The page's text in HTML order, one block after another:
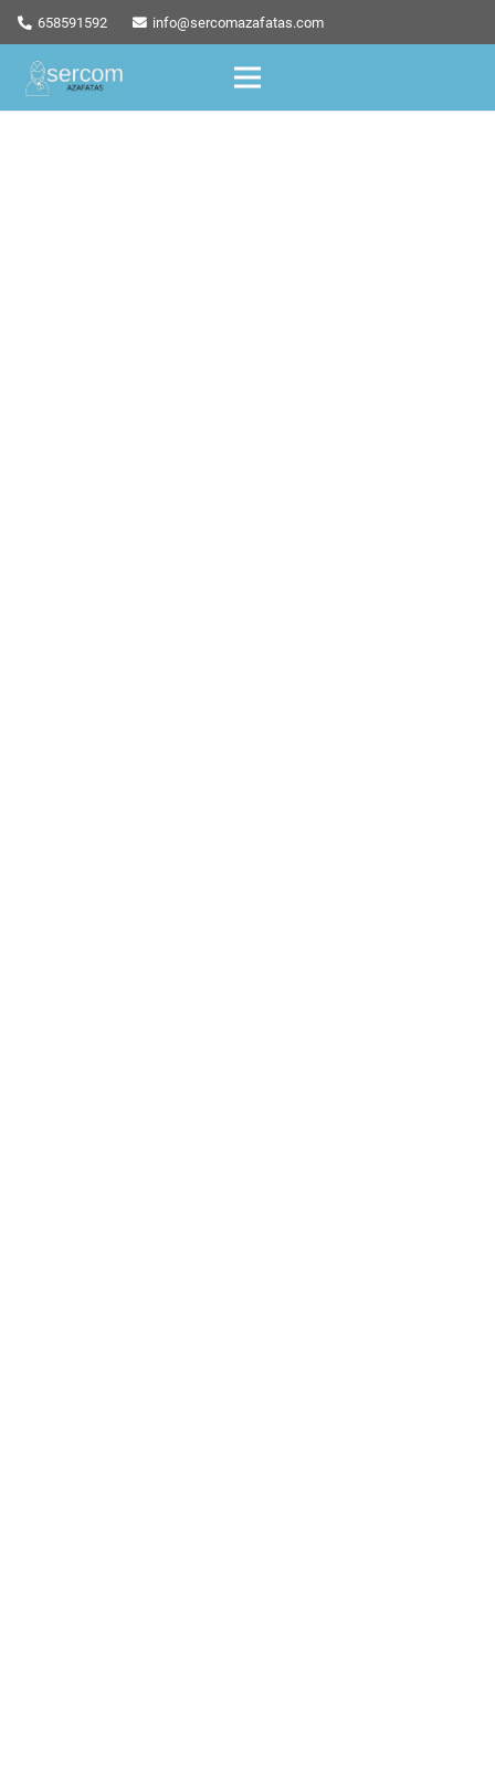
658591592 info@sercomazafatas.com